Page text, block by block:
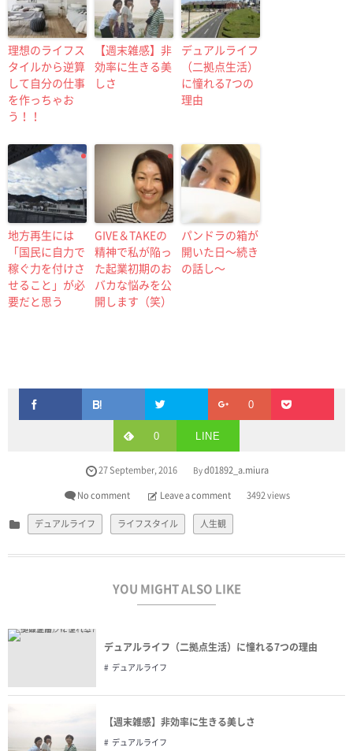
理想のライフス
タイルから逆算
して自分の仕事
を作っちゃお
う！！
【週末雑感】非
効率に生きる美
しさ
デュアルライフ
（二拠点生活）
に憧れる7つの
理由
地方再生には
「国民に自力で
稼ぐ力を付けさ
せること」が必
要だと思う
GIVE＆TAKEの
精神で私が陥っ
た起業初期のお
バカな悩みを公
開します（笑）
パンドラの箱が
開いた日〜続き
の話し〜
0
0 LINE
27September,2016 Byd01892_a.miura
No comment
Leave a comment 3492 views
デュアルライフ ライフスタイル 人生観
YOU MIGHT ALSO LIKE
デュアルライフ（二拠点生活）に憧れる7つの理由
デュアルライフ
【週末雑感】非効率に生きる美しさ
デュアルライフ